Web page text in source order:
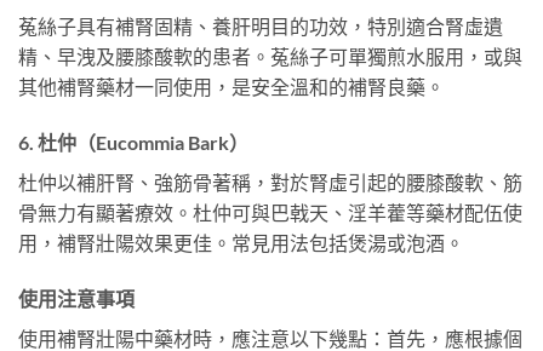
菟絲子具有補腎固精、養肝明目的功效，特別適合腎虛遺
精、早洩及腰膝酸軟的患者。菟絲子可單獨煎水服用，或與
其他補腎藥材一同使用，是安全溫和的補腎良藥。
6. 杜仲（Eucommia Bark）
杜仲以補肝腎、強筋骨著稱，對於腎虛引起的腰膝酸軟、筋
骨無力有顯著療效。杜仲可與巴戟天、淫羊藿等藥材配伍使
用，補腎壯陽效果更佳。常見用法包括煲湯或泡酒。
使用注意事項
使用補腎壯陽中藥材時，應注意以下幾點：首先，應根據個